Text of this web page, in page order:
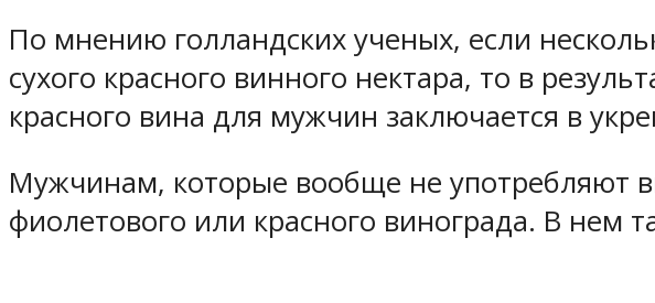
По мнению голландских ученых, если
сухого красного винного нектара, то в
красного вина для мужчин заключается в
Мужчинам, которые вообще не употребляют
фиолетового или красного винограда. В нем